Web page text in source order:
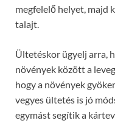
megfelelő helyet, majd
talajt.
Ültetéskor ügyelj arra,
növények között a
hogy a növények
vegyes ültetés is jó
egymást segítik a